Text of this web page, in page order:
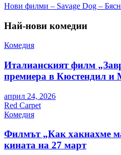
Навигация
Нови филми – Savage Dog –
Най-нови комедии
Комедия
Италианският филм
премиера в Кюстендил и
април 24, 2026
Red Carpet
Комедия
Филмът „Как хакнахме
кината на 27 март